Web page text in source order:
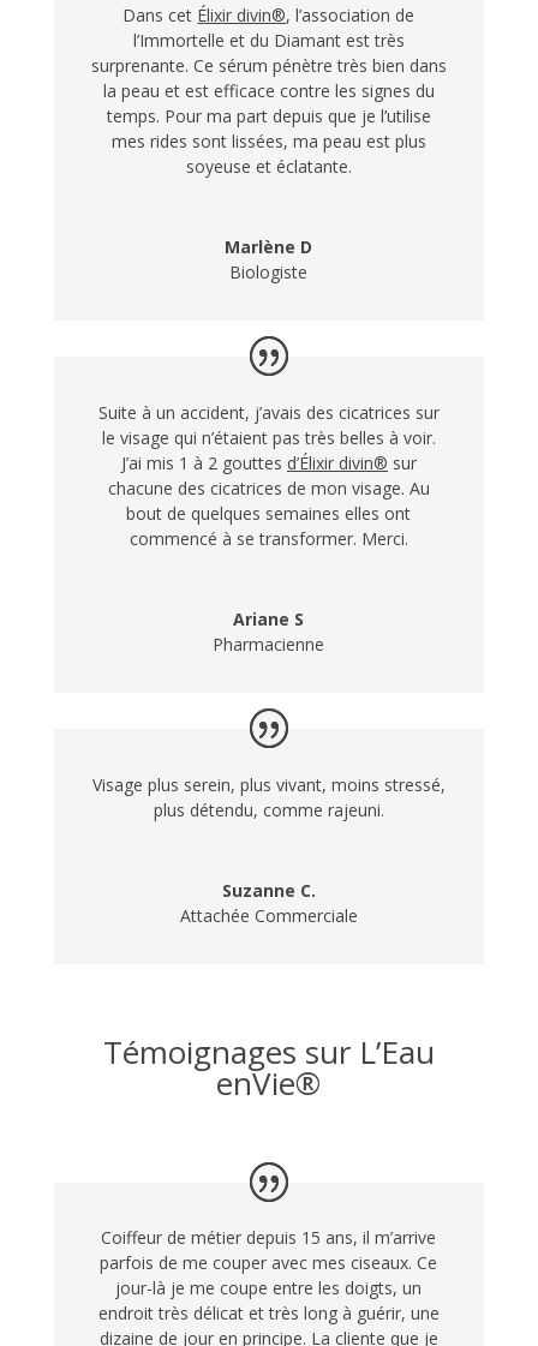
Dans cet Élixir divin®, l’association de
l’Immortelle et du Diamant est très
surprenante. Ce sérum pénètre très bien dans
la peau et est efficace contre les signes du
temps. Pour ma part depuis que je l’utilise
mes rides sont lissées, ma peau est plus
soyeuse et éclatante.
Marlène D
Biologiste
Suite à un accident, j’avais des cicatrices sur
le visage qui n’étaient pas très belles à voir.
J’ai mis 1 à 2 gouttes d’Élixir divin® sur
chacune des cicatrices de mon visage. Au
bout de quelques semaines elles ont
commencé à se transformer. Merci.
Ariane S
Pharmacienne
Visage plus serein, plus vivant, moins stressé,
plus détendu, comme rajeuni.
Suzanne C.
Attachée Commerciale
Témoignages sur L’Eau
enVie®
Coiffeur de métier depuis 15 ans, il m’arrive
parfois de me couper avec mes ciseaux. Ce
jour-là je me coupe entre les doigts, un
endroit très délicat et très long à guérir, une
dizaine de jour en principe. La cliente que je